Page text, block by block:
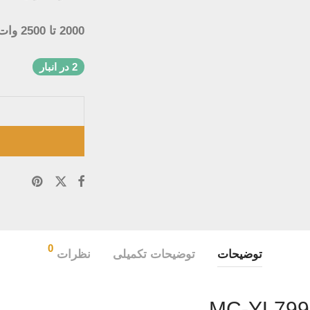
2000 تا 2500 وات
2 در انبار
توضیحات توضیحات تکمیلی نظرات 0